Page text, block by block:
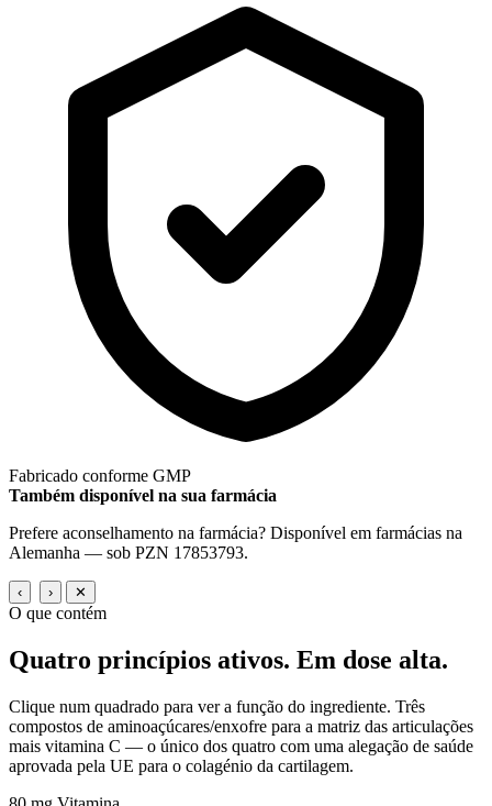
Fabricado conforme GMP
Também disponível na sua farmácia
Prefere aconselhamento na farmácia? Disponível em farmácias na
Alemanha — sob PZN 17853793.
‹ › ✕
O que contém
Quatro princípios ativos. Em dose alta.
Clique num quadrado para ver a função do ingrediente. Três
compostos de aminoaçúcares/enxofre para a matriz das articulações
mais vitamina C — o único dos quatro com uma alegação de saúde
aprovada pela UE para o colagénio da cartilagem.